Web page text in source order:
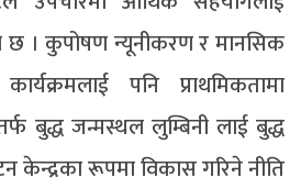
छ । कुपोषण न्यूनीकरण र मानसिक
पनि प्राथमिकतामा
बुद्ध जन्मस्थल लुम्बिनी लाई बुद्ध
केन्द्रका रूपमा विकास गरिने नीति